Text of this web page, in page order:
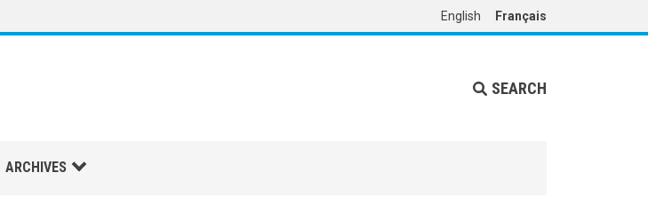
English Français
SEARCH
ARCHIVES